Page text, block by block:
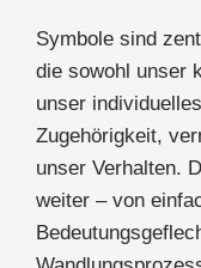
Symbole sind
die sowohl unser
unser
Zugehörigkeit,
unser Verhalten.
weiter – von